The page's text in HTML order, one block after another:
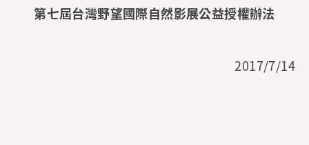
第七屆台灣野望國際自然影展公益授權辦法
2017/7/14